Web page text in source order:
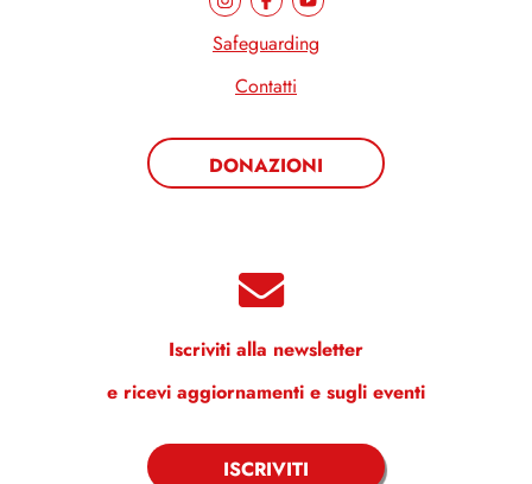
Safeguarding
Contatti
DONAZIONI
Iscriviti alla newsletter
e ricevi aggiornamenti e sugli eventi
ISCRIVITI